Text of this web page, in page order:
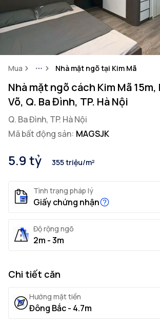
Mua MoreNhà mặt ngõ tại Kim Mã
Nhà mặt ngõ cách Kim Mã 15m,
Võ, Q. Ba Đình, TP. Hà Nội
Q. Ba Đình, TP. Hà Nội
Mã bất động sản: MAGSJK
5.9 tỷ 355 triệu/m²
Tình trạng pháp lý
Giấy chứng nhận
Độ rộng ngõ
2m - 3m
Chi tiết căn
Hướng mặt tiền
Đông Bắc - 4.7m